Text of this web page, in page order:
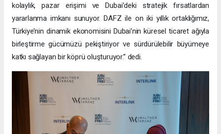
kolaylık, pazar erişimi ve Dubai’deki stratejik fırsatlardan
yararlanma imkanı sunuyor. DAFZ ile on iki yıllık ortaklığımız,
Türkiye’nin dinamik ekonomisini Dubai’nin küresel ticaret ağıyla
birleştirme gücümüzü pekiştiriyor ve sürdürülebilir büyümeye
katkı sağlayan bir köprü oluşturuyor.” dedi.